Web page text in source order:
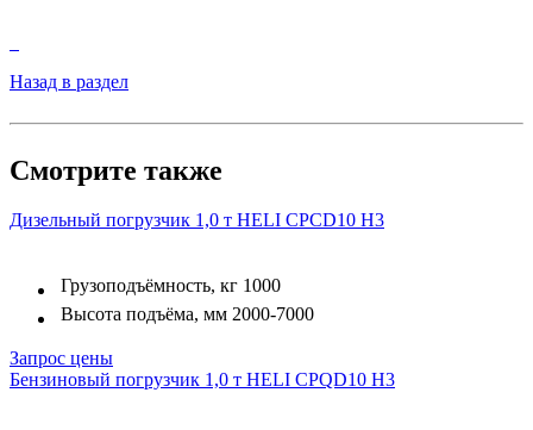
Назад в раздел
Смотрите также
Дизельный погрузчик 1,0 т HELI CPСD10 H3
Грузоподъёмность, кг 1000
Высота подъёма, мм 2000-7000
Запрос цены
Бензиновый погрузчик 1,0 т HELI CPQD10 H3